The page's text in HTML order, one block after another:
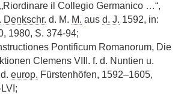
il Collegio Germanico …“,
Denkschr. d. M. M. aus d. J. 1592, in:
1980, S. 374-94;
Pontificum Romanorum, Die
Clemens VIII. f. d. Nuntien u.
europ. Fürstenhöfen, 1592–1605,